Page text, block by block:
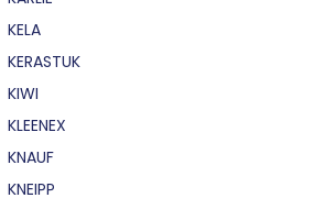
KELA
KERASTUK
KIWI
KLEENEX
KNAUF
KNEIPP